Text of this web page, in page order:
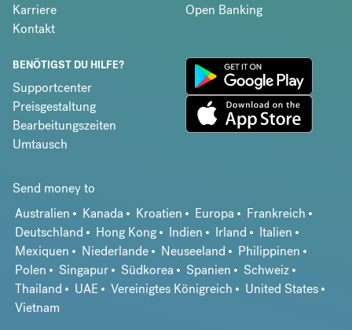
Karriere
Kontakt
Open Banking
BENÖTIGST DU HILFE?
Supportcenter
Preisgestaltung
Bearbeitungszeiten
Umtausch
Send money to
Australien
Kanada Kroatien Europa
Frankreich
Deutschland
Hong Kong Indien Irland
Italien
Mexiquen
Niederlande Neuseeland
Philippinen
Polen
Singapur Südkorea Spanien
Schweiz
Thailand
UAE Vereinigtes Königreich
United States
Vietnam